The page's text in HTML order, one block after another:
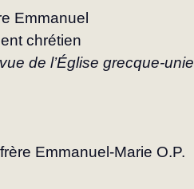
Emmanuel
chrétien
de l’Église grecque-unie
Emmanuel-Marie O.P.